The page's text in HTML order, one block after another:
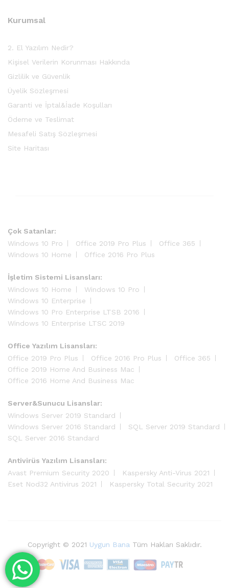
Kurumsal
2. El Yazılım Nedir?
Kişisel Verilerin Korunması Hakkında
Gizlilik ve Güvenlik
Üyelik Sözleşmesi
Garanti ve İptal&İade Koşulları
Ödeme ve Teslimat
Mesafeli Satış Sözleşmesi
Site Haritası
Çok Satanlar:
Windows 10 Pro
Office 2019 Pro Plus
Office 365
Windows 10 Home
Office 2016 Pro Plus
İşletim Sistemi Lisansları:
Windows 10 Home
Windows 10 Pro
Windows 10 Enterprise
Windows 10 Pro Enterprise LTSB 2016
Windows 10 Enterprise LTSC 2019
Office Yazılım Lisansları:
Office 2019 Pro Plus
Office 2016 Pro Plus
Office 365
Office 2019 Home And Business Mac
Office 2016 Home And Business Mac
Server&Sunucu Lisanslar:
Windows Server 2019 Standard
Windows Server 2016 Standard
SQL Server 2019 Standard
SQL Server 2016 Standard
Antivirüs Yazılım Lisansları:
Avast Premium Security 2020
Kaspersky Anti-Virus 2021
Eset Nod32 Antivirus 2021
Kaspersky Total Security 2021
Copyright © 2021 Uygun Bana Tüm Hakları Saklıdır.